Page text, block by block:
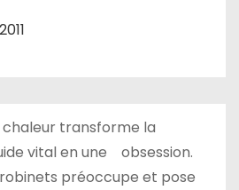
chaleur transforme la
vital en une obsession.
robinets préoccupe et pose